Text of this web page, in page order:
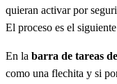
quieran activar por
El proceso es el
En la barra de tareas
como una flechita y si